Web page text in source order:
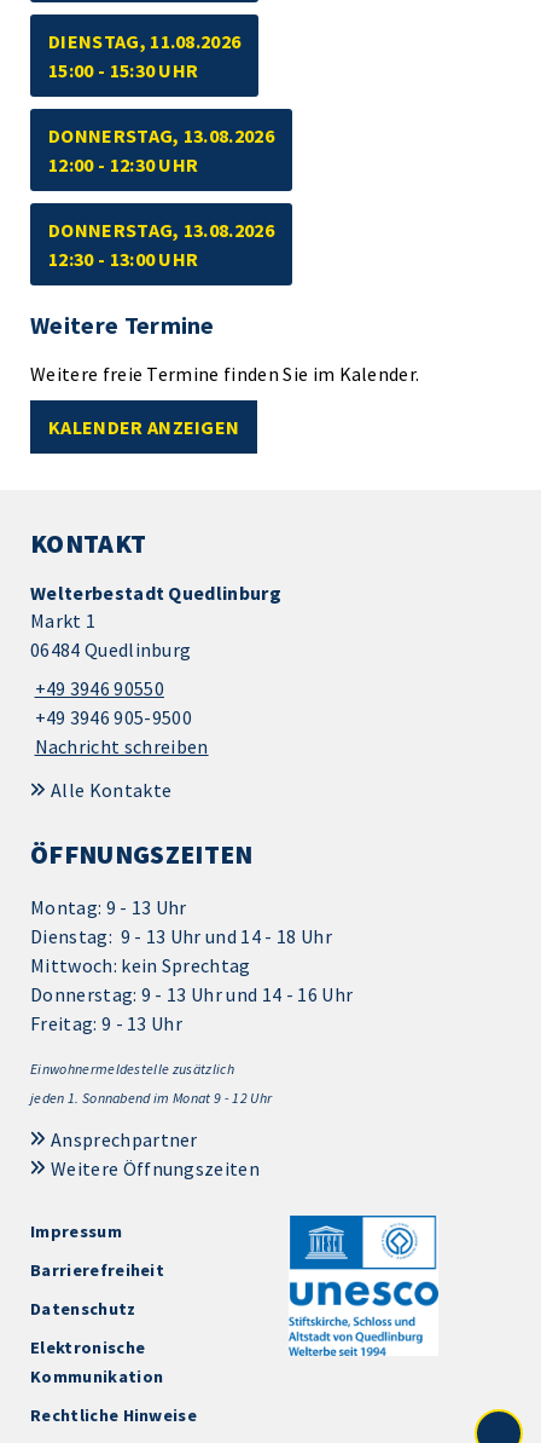
DIENSTAG, 11.08.2026
15:00 - 15:30 UHR
DONNERSTAG, 13.08.2026
12:00 - 12:30 UHR
DONNERSTAG, 13.08.2026
12:30 - 13:00 UHR
Weitere Termine
Weitere freie Termine finden Sie im Kalender.
KALENDER ANZEIGEN
KONTAKT
Welterbestadt Quedlinburg
Markt 1
06484 Quedlinburg
+49 3946 90550
+49 3946 905-9500
Nachricht schreiben
Alle Kontakte
ÖFFNUNGSZEITEN
Montag: 9 - 13 Uhr
Dienstag: 9 - 13 Uhr und 14 - 18 Uhr
Mittwoch: kein Sprechtag
Donnerstag: 9 - 13 Uhr und 14 - 16 Uhr
Freitag: 9 - 13 Uhr
Einwohnermeldestelle zusätzlich
jeden 1. Sonnabend im Monat 9 - 12 Uhr
Ansprechpartner
Weitere Öffnungszeiten
Impressum
Barrierefreiheit
Datenschutz
Elektronische
Kommunikation
Rechtliche Hinweise